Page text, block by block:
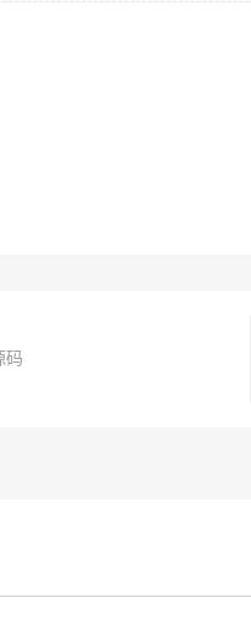
码